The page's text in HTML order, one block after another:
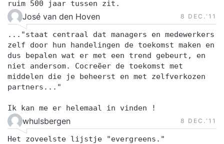
ruim 500 jaar tussen zit.
José van den Hoven 8 DEC.‘11
..."staat centraal dat managers en medewerkers
zelf door hun handelingen de toekomst maken en
dus bepalen wat er met een trend gebeurt, en
niet andersom. Cocreëer de toekomst met
middelen die je beheerst en met zelfverkozen
partners..."
Ik kan me er helemaal in vinden !
whulsbergen 8 DEC.‘11
Het zoveelste lijstje "evergreens."